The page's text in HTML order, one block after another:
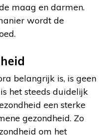
maag en darmen.
wordt de
belangrijk is, is geen
het steeds duidelijk
een sterke
gezondheid. Zo
om het